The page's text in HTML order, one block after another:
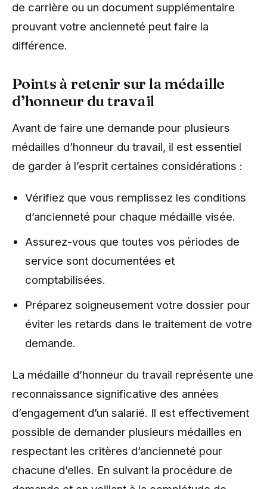
de carrière ou un document supplémentaire
prouvant votre ancienneté peut faire la
différence.
Points à retenir sur la médaille
d’honneur du travail
Avant de faire une demande pour plusieurs
médailles d’honneur du travail, il est essentiel
de garder à l’esprit certaines considérations :
Vérifiez que vous remplissez les conditions
d’ancienneté pour chaque médaille visée.
Assurez-vous que toutes vos périodes de
service sont documentées et
comptabilisées.
Préparez soigneusement votre dossier pour
éviter les retards dans le traitement de votre
demande.
La médaille d’honneur du travail représente une
reconnaissance significative des années
d’engagement d’un salarié. Il est effectivement
possible de demander plusieurs médailles en
respectant les critères d’ancienneté pour
chacune d’elles. En suivant la procédure de